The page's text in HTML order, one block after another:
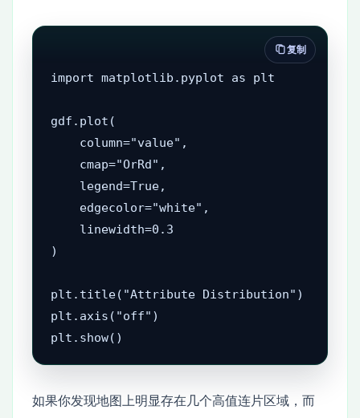
import matplotlib.pyplot as plt
gdf.plot(
    column="value",
    cmap="OrRd",
    legend=True,
    edgecolor="white",
    linewidth=0.3
)
plt.title("Attribute Distribution")
plt.axis("off")
plt.show()
复制
如果你发现地图上明显存在几个高值连片区域，而